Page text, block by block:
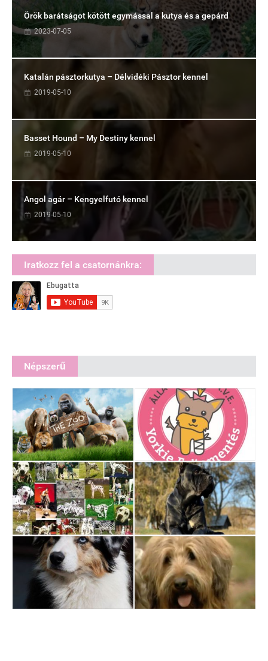
Örök barátságot kötött egymással a kutya és a gepárd
2023-07-05
Katalán pásztorkutya – Délvidéki Pásztor kennel
2019-05-10
Basset Hound – My Destiny kennel
2019-05-10
Angol agár – Kengyelfutó kennel
2019-05-10
Iratkozz fel a csatornánkra:
Népszerű